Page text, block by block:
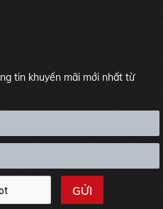
tin khuyến mãi mới nhất từ